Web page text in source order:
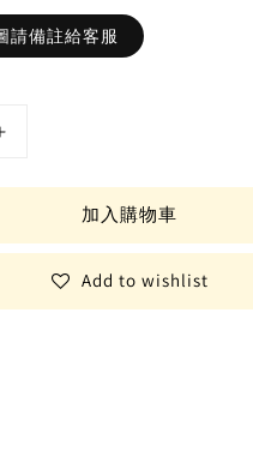
請備註給客服
加入購物車
Add to wishlist